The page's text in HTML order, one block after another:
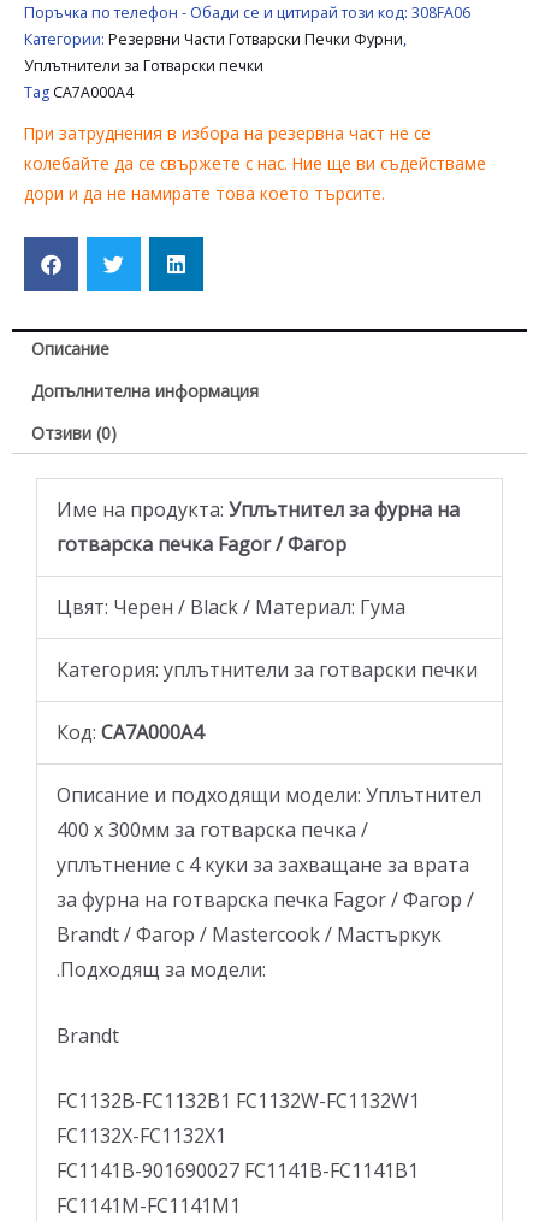
Поръчка по телефон - Обади се и цитирай този код: 308FA06
Категории: Резервни Части Готварски Печки Фурни,
Уплътнители за Готварски печки
Tag CA7A000A4
При затруднения в избора на резервна част не се
колебайте да се свържете с нас. Ние ще ви съдействаме
дори и да не намирате това което търсите.
Описание
Допълнителна информация
Отзиви (0)
Име на продукта: Уплътнител за фурна на
готварскa печкa Fagor / Фагор
Цвят: Черен / Black / Материал: Гума
Категория: уплътнители за готварски печки
Код: CA7A000A4
Описание и подходящи модели: Уплътнител
400 х 300мм за готварскa печкa /
уплътнение с 4 куки за захващане за врата
за фурна на готварска печка Fagor / Фагор /
Brandt / Фагор / Mastercook / Мастъркук
.Подходящ за модели:
Brandt
FC1132B-FC1132B1 FC1132W-FC1132W1
FC1132X-FC1132X1
FC1141B-901690027 FC1141B-FC1141B1
FC1141M-FC1141M1